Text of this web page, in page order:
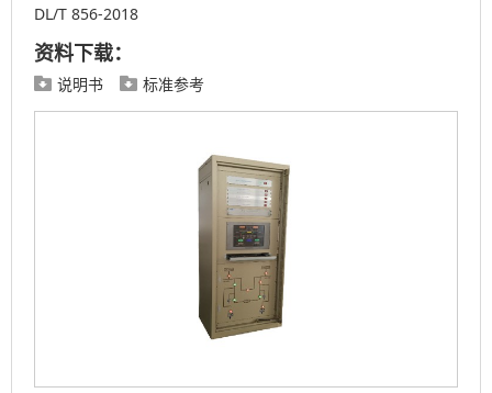
DL/T 856-2018
资料下载：
 说明书  标准参考